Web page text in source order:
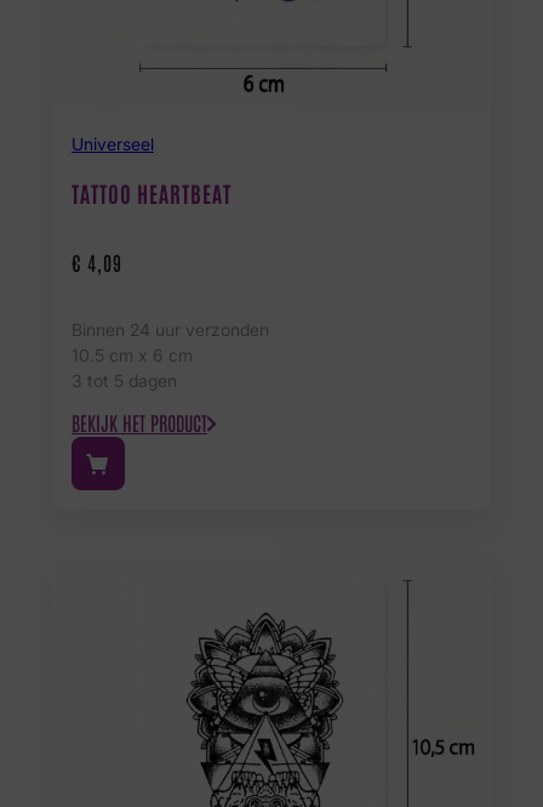
Universeel
TATTOO HEARTBEAT
€ 4,09
Binnen 24 uur verzonden
10.5 cm x 6 cm
3 tot 5 dagen
BEKIJK HET PRODUCT